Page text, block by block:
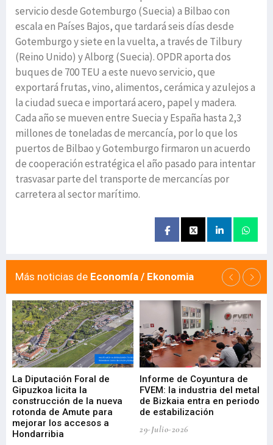
servicio desde Gotemburgo (Suecia) a Bilbao con
escala en Países Bajos, que tardará seis días desde
Gotemburgo y siete en la vuelta, a través de Tilbury
(Reino Unido) y Alborg (Suecia). OPDR aporta dos
buques de 700 TEU a este nuevo servicio, que
exportará frutas, vino, alimentos, cerámica y azulejos a
la ciudad sueca e importará acero, papel y madera.
Cada año se mueven entre Suecia y España hasta 2,3
millones de toneladas de mercancía, por lo que los
puertos de Bilbao y Gotemburgo firmaron un acuerdo
de cooperación estratégica el año pasado para intentar
trasvasar parte del transporte de mercancías por
carretera al sector marítimo.
Más noticias de Economía / Ekonomia
La Diputación Foral de
Gipuzkoa licita la
construcción de la nueva
rotonda de Amute para
mejorar los accesos a
Hondarribia
Informe de Coyuntura de
FVEM: la industria del metal
de Bizkaia entra en periodo
de estabilización
29-Julio-2026